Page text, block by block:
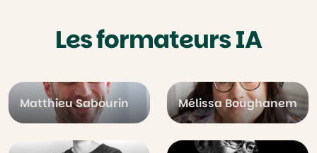
Les formateurs IA
Matthieu Sabourin Mélissa Boughanem